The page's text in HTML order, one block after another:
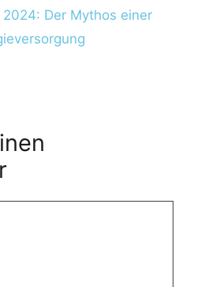
Der Mythos einer